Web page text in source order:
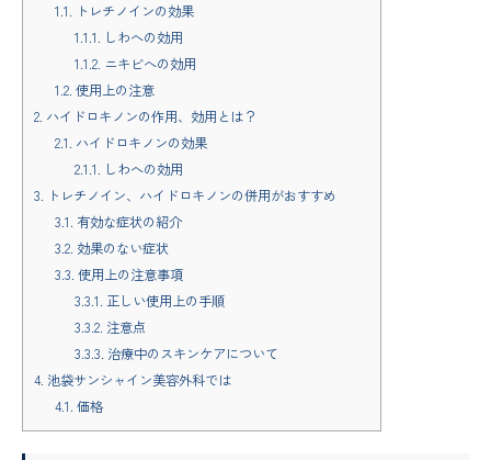
1.1. トレチノインの効果
1.1.1. しわへの効用
1.1.2. ニキビへの効用
1.2. 使用上の注意
2. ハイドロキノンの作用、効用とは？
2.1. ハイドロキノンの効果
2.1.1. しわへの効用
3. トレチノイン、ハイドロキノンの併用がおすすめ
3.1. 有効な症状の紹介
3.2. 効果のない症状
3.3. 使用上の注意事項
3.3.1. 正しい使用上の手順
3.3.2. 注意点
3.3.3. 治療中のスキンケアについて
4. 池袋サンシャイン美容外科では
4.1. 価格